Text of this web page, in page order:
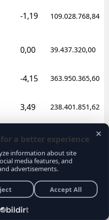
-1,19 109.028.768,84
0,00 39.437.320,00
-4,15 363.950.365,60
3,49 238.401.851,62
1,48 92.565.525,00
-0,64 1.602.362.688,95
-4,43 172.638.488,80